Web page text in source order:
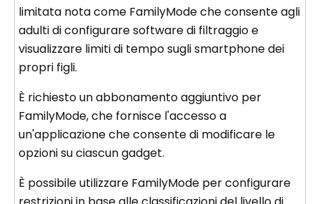
limitata nota come FamilyMode che consente agli
adulti di configurare software di filtraggio e
visualizzare limiti di tempo sugli smartphone dei
propri figli.
È richiesto un abbonamento aggiuntivo per
FamilyMode, che fornisce l'accesso a
un'applicazione che consente di modificare le
opzioni su ciascun gadget.
È possibile utilizzare FamilyMode per configurare